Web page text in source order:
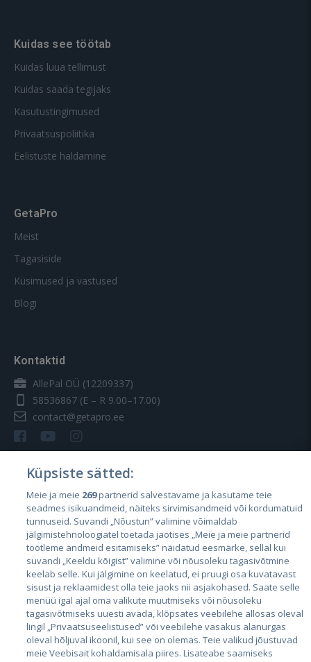
Kuidas see töötab
Kuidas luua tellimust
Kuidas saada tegijaks
Kasutustingimused
Privaatsuspoliitika
Eelistuste haldamine
GetaPro
Meist
Tagasiside
Küsimused ja vastused
Blogi
Kontaktid
AllePal OÜ (12209337)
58536867 (E – R 9.00–17.00)
contact@getapro.ee
Riigid
Eesti
Läti
Leedu
Küpsiste sätted:
Meie ja meie 269partnerid salvestavame ja kasutame teie
seadmes isikuandmeid, näiteks sirvimisandmeid või kordumatuid
tunnuseid. Suvandi „Nõustun” valimine võimaldab
jälgimistehnoloogiatel toetada jaotises „Meie ja meie partnerid
töötleme andmeid esitamiseks” näidatud eesmärke, sellal kui
suvandi „Keeldu kõigist” valimine või nõusoleku tagasivõtmine
keelab selle. Kui jälgimine on keelatud, ei pruugi osa kuvatavast
sisust ja reklaamidest olla teie jaoks nii asjakohased. Saate selle
menüü igal ajal oma valikute muutmiseks või nõusoleku
tagasivõtmiseks uuesti avada, klõpsates veebilehe allosas oleval
lingil „Privaatsuseelistused” või veebilehe vasakus alanurgas
oleval hõljuval ikoonil, kui see on olemas. Teie valikud jõustuvad
meie Veebisait kohaldamisala piires. Lisateabe saamiseks